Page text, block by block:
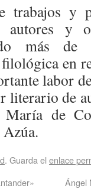
trabajos y
autores y
más de
en
labor
literario de
María de
. Guarda el enlace
Ángel